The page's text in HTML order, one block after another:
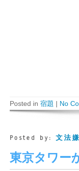
Posted in 宿題 | No
Posted by: 文法
東京タワー